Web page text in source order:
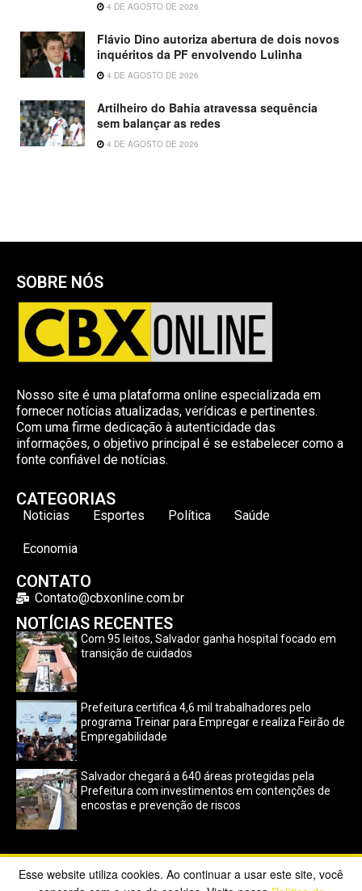
4 DE AGOSTO DE 2026
Flávio Dino autoriza abertura de dois novos
inquéritos da PF envolvendo Lulinha
4 DE AGOSTO DE 2026
Artilheiro do Bahia atravessa sequência
sem balançar as redes
4 DE AGOSTO DE 2026
SOBRE NÓS
Nosso site é uma plataforma online especializada em
fornecer notícias atualizadas, verídicas e pertinentes.
Com uma firme dedicação à autenticidade das
informações, o objetivo principal é se estabelecer como a
fonte confiável de notícias.
CATEGORIAS
Noticias Esportes Política Saúde
Economia
CONTATO
Contato@cbxonline.com.br
NOTÍCIAS RECENTES
Com 95 leitos, Salvador ganha hospital focado em
transição de cuidados
Prefeitura certifica 4,6 mil trabalhadores pelo
programa Treinar para Empregar e realiza Feirão de
Empregabilidade
Salvador chegará a 640 áreas protegidas pela
Prefeitura com investimentos em contenções de
encostas e prevenção de riscos
Copyright ©2023 CBX Online. Todos os direitos reservados |
Esse website utiliza cookies. Ao continuar a usar este site, você